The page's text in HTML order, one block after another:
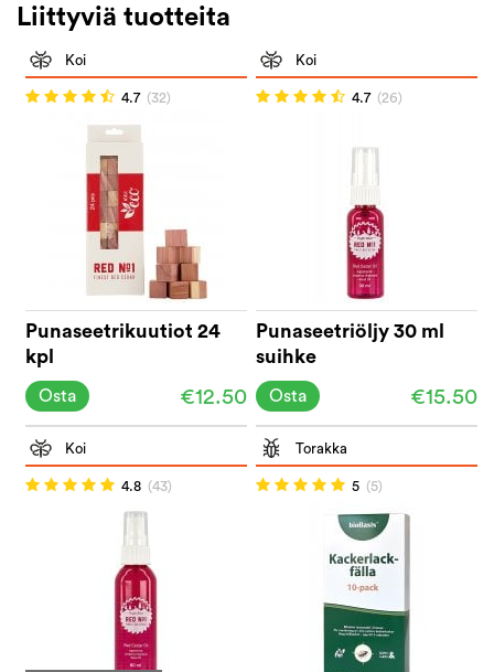
Liittyviä tuotteita
Koi
4.7 (32)
Punaseetrikuutiot 24
kpl
€12.50
Osta
Koi
4.7 (26)
Punaseetriöljy 30 ml
suihke
€15.50
Osta
Koi
4.8 (43)
Torakka
5 (5)